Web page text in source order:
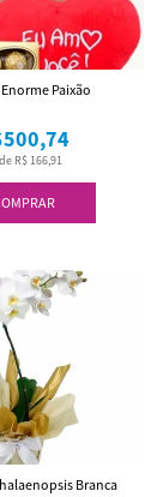
R$ 166,91
Paixão
Branca